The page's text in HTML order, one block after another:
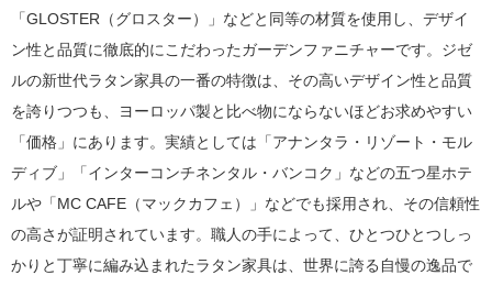
「GLOSTER（グロスター）」などと同等の材質を使用し、デザイ
ン性と品質に徹底的にこだわったガーデンファニチャーです。ジゼ
ルの新世代ラタン家具の一番の特徴は、その高いデザイン性と品質
を誇りつつも、ヨーロッパ製と比べ物にならないほどお求めやすい
「価格」にあります。実績としては「アナンタラ・リゾート・モル
ディブ」「インターコンチネンタル・バンコク」などの五つ星ホテ
ルや「MC CAFE（マックカフェ）」などでも採用され、その信頼性
の高さが証明されています。職人の手によって、ひとつひとつしっ
かりと丁寧に編み込まれたラタン家具は、世界に誇る自慢の逸品で